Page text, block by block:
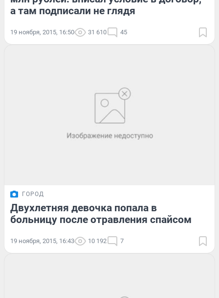
а там подписали не глядя
19 ноября, 2015, 16:50 31 610 45
ГОРОД
Двухлетняя девочка попала в
больницу после отравления спайсом
19 ноября, 2015, 16:43 10 192 7